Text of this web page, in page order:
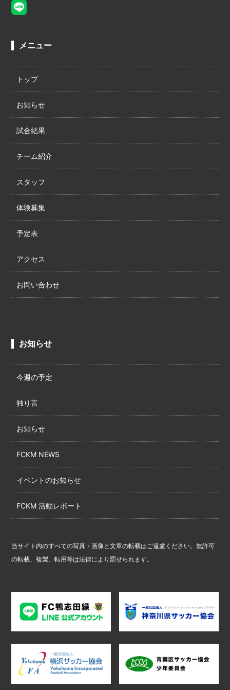
メニュー
トップ
お知らせ
試合結果
チーム紹介
スタッフ
体験募集
予定表
アクセス
お問い合わせ
お知らせ
今週の予定
独り言
お知らせ
FCKM NEWS
イベントのお知らせ
FCKM 活動レポート
当サイト内のすべての写真・画像と文章の転載はご遠慮ください。無許可
の転載、複製、転用等は法律により罰せられます。